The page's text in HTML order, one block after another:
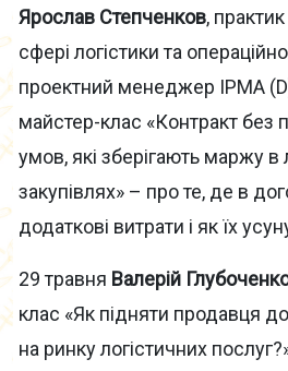
Ярослав Степченков,
сфері логістики та
проектний менеджер IPMA
майстер-клас «Контракт без
умов, які зберігають маржу в
закупівлях» – про те, де в
додаткові витрати і як їх
29 травня Валерій
клас «Як підняти продавця
на ринку логістичних